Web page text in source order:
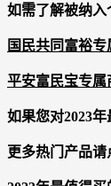
如需了解被纳入
国民共同富裕专
平安富民宝专属
如果您对2023
更多热门产品请